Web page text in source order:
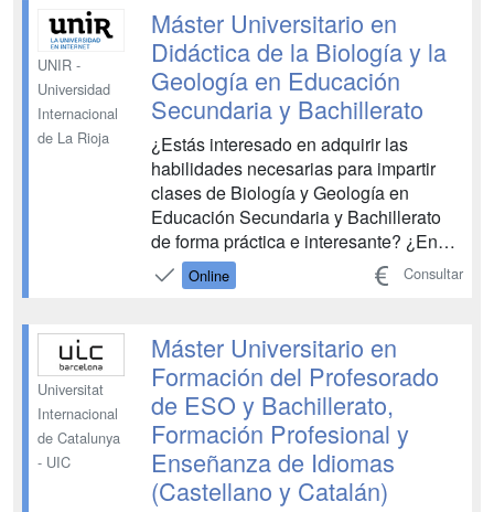
Educación Científica y adaptarte a las
necesidades de la educación...
UNIR -
Universidad
Internacional
de La Rioja
Máster Universitario en
Didáctica de la Biología y la
Geología en Educación
Secundaria y Bachillerato
¿Estás interesado en adquirir las
habilidades necesarias para impartir
clases de Biología y Geología en
Educación Secundaria y Bachillerato
de forma práctica e interesante? ¿En
fomentar la curiosidad, el interés y el
pensamiento crítico de tus alumnos?
Educación Científica y adaptarte a las
necesidades de la educac...
Online Consultar
Universitat
Internacional
de Catalunya
- UIC
Máster Universitario en
Formación del Profesorado
de ESO y Bachillerato,
Formación Profesional y
Enseñanza de Idiomas
(Castellano y Catalán)